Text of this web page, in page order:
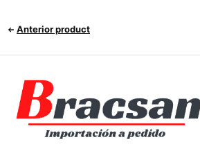
Anterior product